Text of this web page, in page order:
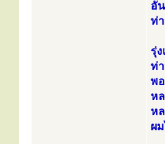
อั
ท่
รุ่
ท่
พ
ห
ห
ผ